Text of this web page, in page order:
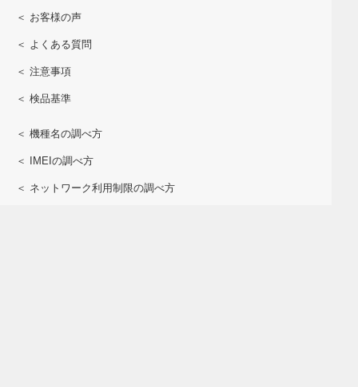
＜ お客様の声
＜ よくある質問
＜ 注意事項
＜ 検品基準
＜ 機種名の調べ方
＜ IMEIの調べ方
＜ ネットワーク利用制限の調べ方